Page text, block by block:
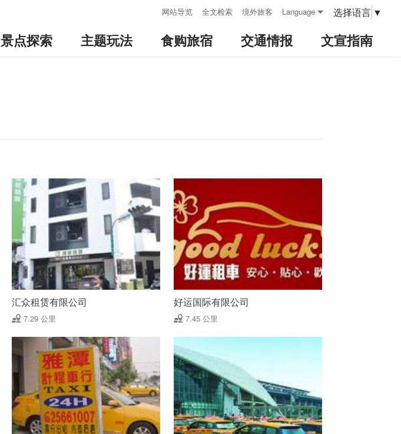
网站导览 全文检索 境外旅客 Language 选择语言 ▼
景点探索 主题玩法 食购旅宿 交通情报 文宣指南
汇众租赁有限公司
7.29 公里
好运国际有限公司
7.45 公里